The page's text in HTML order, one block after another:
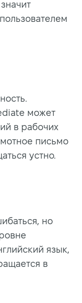
может
в рабочих
письмо
устно.
но
язык,
в